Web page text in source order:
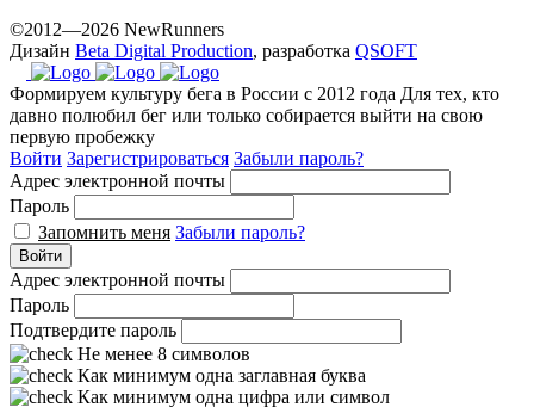
©2012—2026 NewRunners
Дизайн Beta Digital Production, разработка QSOFT
Формируем культуру бега в России с 2012 года Для тех, кто
давно полюбил бег или только собирается выйти на свою
первую пробежку
Войти Зарегистрироваться Забыли пароль?
Адрес электронной почты
Пароль
Запомнить меня Забыли пароль?
Войти
Адрес электронной почты
Пароль
Подтвердите пароль
Не менее 8 символов
Как минимум одна заглавная буква
Как минимум одна цифра или символ